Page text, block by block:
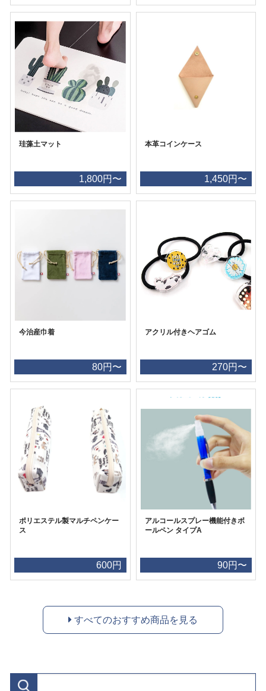
珪藻土マット
1,800円〜
本革コインケース
1,450円〜
今治産巾着
80円〜
アクリル付きヘアゴム
270円〜
ポリエステル製マルチペンケー
ス
600円
アルコールスプレー機能付きボ
ールペン タイプA
90円〜
すべてのおすすめ商品を見る